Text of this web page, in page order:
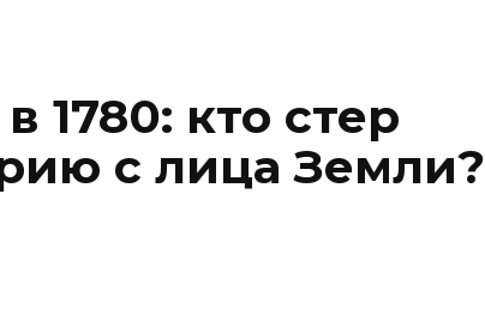
1780: кто стер
с лица Земли?